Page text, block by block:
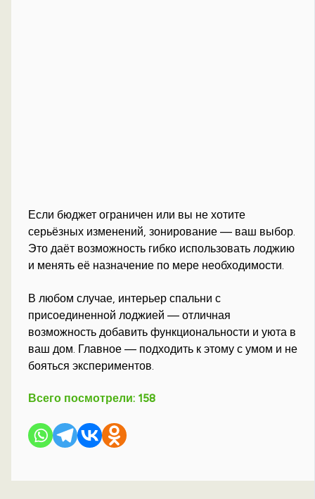
Если бюджет ограничен или вы не хотите
серьёзных изменений, зонирование — ваш выбор.
Это даёт возможность гибко использовать лоджию
и менять её назначение по мере необходимости.
В любом случае, интерьер спальни с
присоединенной лоджией — отличная
возможность добавить функциональности и уюта в
ваш дом. Главное — подходить к этому с умом и не
бояться экспериментов.
Всего посмотрели: 158